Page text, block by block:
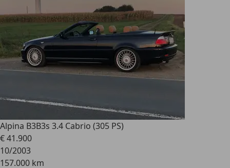
Alpina B3B3s 3.4 Cabrio (305 PS)
€ 41.900
10/2003
157.000 km